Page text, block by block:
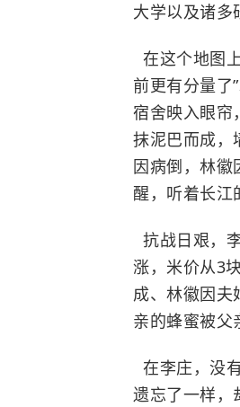
大学以及诸多
在这个地图
前更有分量了
宿舍映入眼帘
抹泥巴而成，
因病倒，林徽
醒，听着长江
抗战日艰，
涨，米价从3
成、林徽因夫
亲的蜂蜜被
在李庄，没
遗忘了一样，